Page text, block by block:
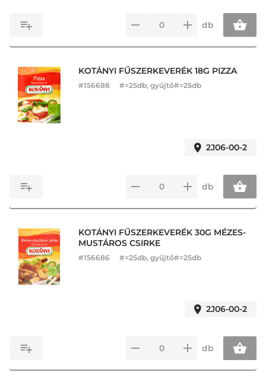
db
KOTÁNYI FŰSZERKEVERÉK 18G PIZZA
#156688 #=25db, gyűjtő#=25db
2J06-00-2
db
KOTÁNYI FŰSZERKEVERÉK 30G MÉZES-
MUSTÁROS CSIRKE
#156686 #=25db, gyűjtő#=25db
2J06-00-2
db